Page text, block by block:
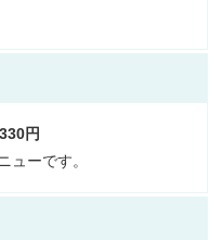
円
ューです。